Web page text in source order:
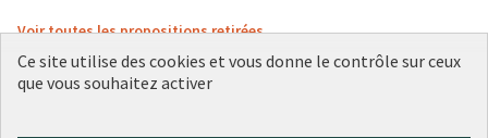
Voir toutes les propositions retirées
Ce site utilise des cookies et vous donne le contrôle sur ceux
que vous souhaitez activer